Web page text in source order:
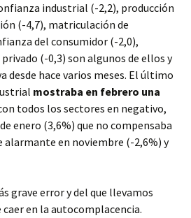
industrial (-2,2), producción
(-4,7), matriculación de
del consumidor (-2,0),
(-0,3) son algunos de ellos y
desde hace varios meses. El último
mostraba en febrero una
todos los sectores en negativo,
enero (3,6%) que no compensaba
alarmante en noviembre (-2,6%) y
grave error y del que llevamos
en la autocomplacencia.